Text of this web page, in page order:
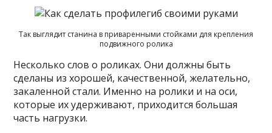
Так выглядит станина в приваренными стойками для крепления
подвижного ролика
Несколько слов о роликах. Они должны быть
сделаны из хорошей, качественной, желательно,
закаленной стали. Именно на ролики и на оси,
которые их удерживают, приходится большая
часть нагрузки.